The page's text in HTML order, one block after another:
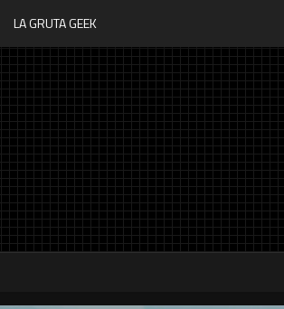
LA GRUTA GEEK